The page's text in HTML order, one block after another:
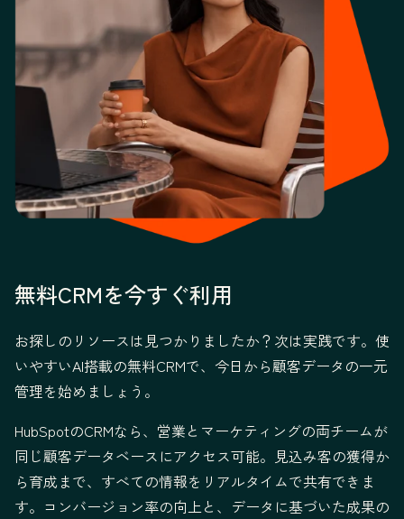
無料CRMを今すぐ利用
お探しのリソースは見つかりましたか？次は実践です。使
いやすいAI搭載の無料CRMで、今日から顧客データの一元
管理を始めましょう。
HubSpotのCRMなら、営業とマーケティングの両チームが
同じ顧客データベースにアクセス可能。見込み客の獲得か
ら育成まで、すべての情報をリアルタイムで共有できま
す。コンバージョン率の向上と、データに基づいた成果の